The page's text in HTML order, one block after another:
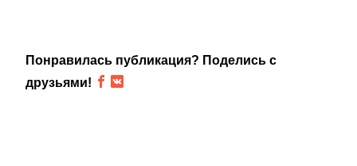
Понравилась публикация? Поделись с
друзьями!